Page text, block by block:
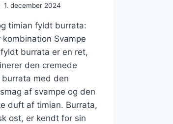
1. december 2024
timian fyldt burrata:
Svampe
burrata er en ret,
den cremede
med den
af svampe og den
duft af timian. Burrata,
ost, er kendt for sin